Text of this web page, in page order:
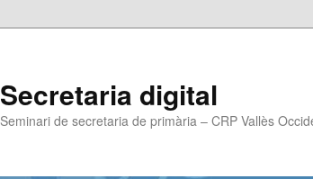
Secretaria digital
Seminari de secretaria de primària – CRP Vallès